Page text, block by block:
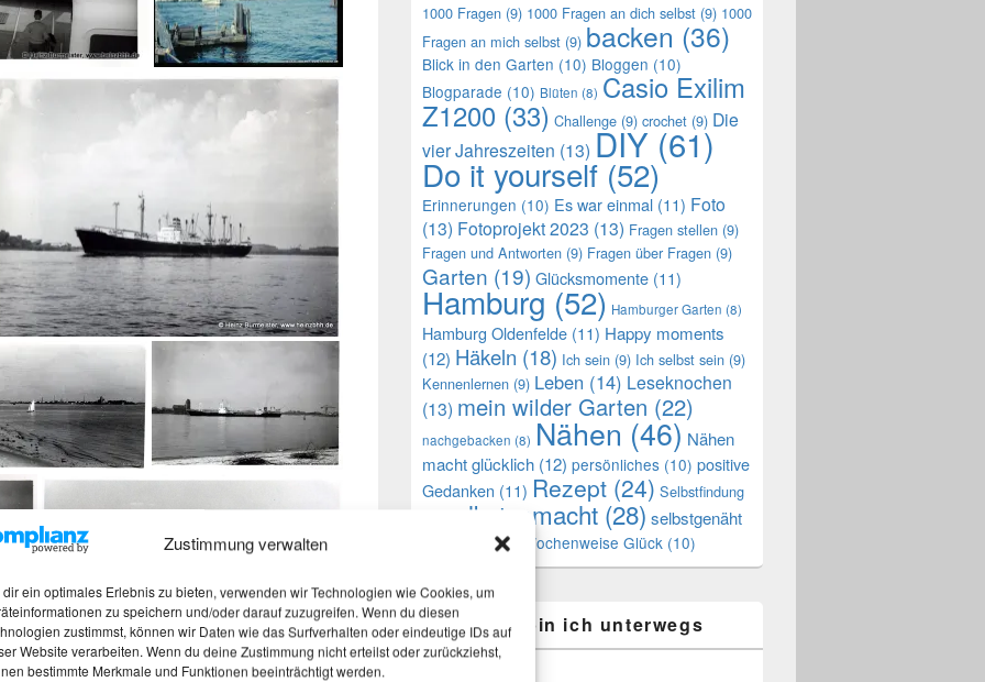
Zustimmung verwalten
dir ein optimales Erlebnis zu bieten, verwenden wir Technologien wie Cookies, um
zu speichern und/oder darauf zuzugreifen. Wenn du diesen
zustimmst, können wir Daten wie das Surfverhalten oder eindeutige IDs auf
Website verarbeiten. Wenn du deine Zustimmung nicht erteilst oder zurückziehst,
bestimmte Merkmale und Funktionen beeinträchtigt werden.
1000 Fragen (9) 1000 Fragen an dich selbst (9) 1000
Fragen an mich selbst (9) backen (36)
Blick in den Garten (10) Bloggen (10)
Blogparade (10) Blüten (8) Casio Exilim
Z1200 (33) Challenge (9) crochet (9) Die
vier Jahreszeiten (13) DIY(61)
Do it yourself (52)
Erinnerungen (10) Es war einmal (11) Foto
(13) Fotoprojekt 2023 (13) Fragen stellen (9)
Fragen und Antworten (9) Fragen über Fragen (9)
Garten (19) Glücksmomente (11)
Hamburg (52) Hamburger Garten (8)
Hamburg Oldenfelde (11) Happy moments
(12) Häkeln (18) Ich sein (9) Ich selbst sein (9)
Kennenlernen (9) Leben (14) Leseknochen
(13) mein wilder Garten (22)
nachgebacken (8) Nähen (46) Nähen
macht glücklich (12) persönliches (10) positive
Gedanken (11) Rezept (24) Selbstfindung
selbstgemacht (28) selbstgenäht
Walnuss(7) Wochenweise Glück (10)
Auch hier bin ich unterwegs